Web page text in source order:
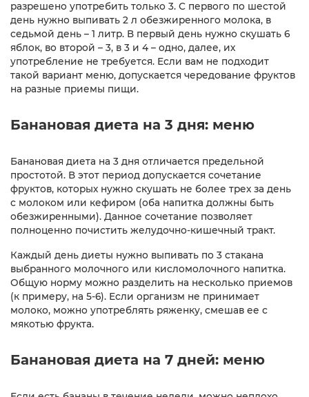
разрешено употребить только 3. С первого по шестой
день нужно выпивать 2 л обезжиренного молока, в
седьмой день – 1 литр. В первый день нужно скушать 6
яблок, во второй – 3, в 3 и 4 – одно, далее, их
употребление не требуется. Если вам не подходит
такой вариант меню, допускается чередование фруктов
на разные приемы пищи.
Банановая диета на 3 дня: меню
Банановая диета на 3 дня отличается предельной
простотой. В этот период допускается сочетание
фруктов, которых нужно скушать не более трех за день
с молоком или кефиром (оба напитка должны быть
обезжиренными). Данное сочетание позволяет
полноценно почистить желудочно-кишечный тракт.
Каждый день диеты нужно выпивать по 3 стакана
выбранного молочного или кисломолочного напитка.
Общую норму можно разделить на несколько приемов
(к примеру, на 5-6). Если организм не принимает
молоко, можно употреблять ряженку, смешав ее с
мякотью фрукта.
Банановая диета на 7 дней: меню